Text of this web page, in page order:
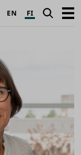
EN FI Haku
Avaa